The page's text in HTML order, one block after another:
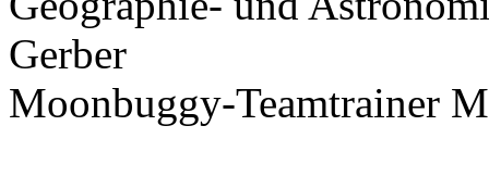
Gerber
Moonbuggy-Teamtrainer